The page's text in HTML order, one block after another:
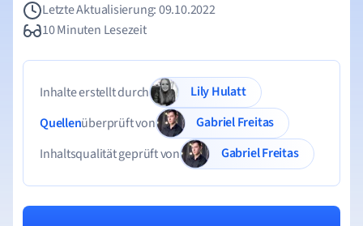
Letzte Aktualisierung: 09.10.2022
10 Minuten Lesezeit
Inhalte erstellt durch
Lily Hulatt
Quellenüberprüft von
Gabriel Freitas
Inhaltsqualität geprüft von
Gabriel Freitas